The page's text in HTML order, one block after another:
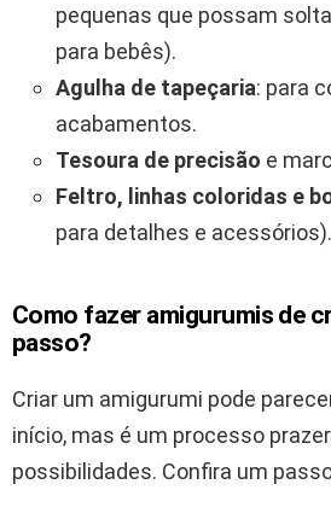
pequenas que possam
para bebês).
Agulha de tapeçaria: para
acabamentos.
Tesoura de precisão e
Feltro, linhas coloridas e
para detalhes e acessórios).
Como fazer amigurumis de
passo?
Criar um amigurumi pode
início, mas é um processo
possibilidades. Confira um